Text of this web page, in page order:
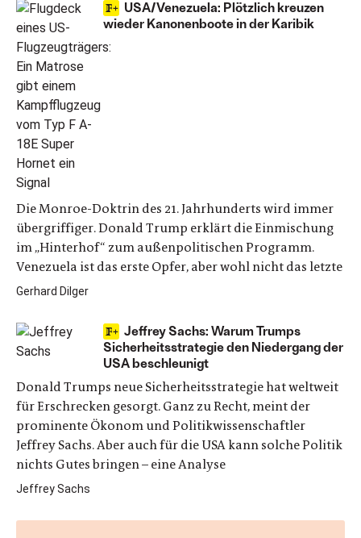
USA/Venezuela: Plötzlich kreuzen
wieder Kanonenboote in der Karibik
Die Monroe-Doktrin des 21. Jahrhunderts wird immer
übergriffiger. Donald Trump erklärt die Einmischung
im „Hinterhof“ zum außenpolitischen Programm.
Venezuela ist das erste Opfer, aber wohl nicht das letzte
Gerhard Dilger
Jeffrey Sachs: Warum Trumps
Sicherheitsstrategie den Niedergang der
USA beschleunigt
Donald Trumps neue Sicherheitsstrategie hat weltweit
für Erschrecken gesorgt. Ganz zu Recht, meint der
prominente Ökonom und Politikwissenschaftler
Jeffrey Sachs. Aber auch für die USA kann solche Politik
nichts Gutes bringen – eine Analyse
Jeffrey Sachs